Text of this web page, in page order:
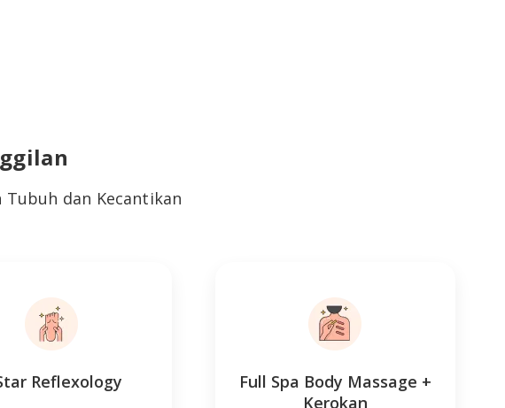
dan Kecantikan
Reflexology
Full Spa Body Massage +
Kerokan